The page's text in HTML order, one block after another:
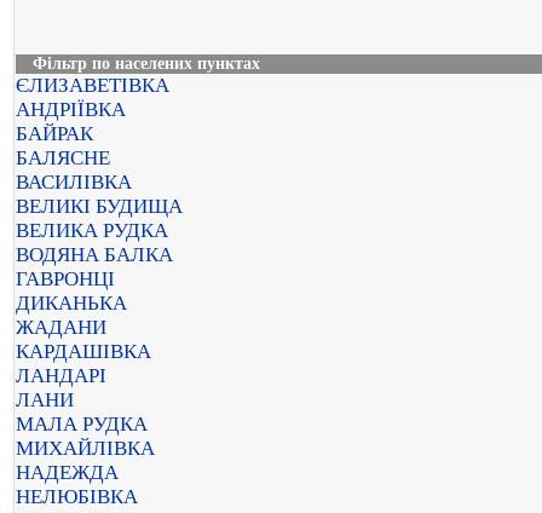
Фільтр по населених пунктах
ЄЛИЗАВЕТІВКА
АНДРІЇВКА
БАЙРАК
БАЛЯСНЕ
ВАСИЛІВКА
ВЕЛИКІ БУДИЩА
ВЕЛИКА РУДКА
ВОДЯНА БАЛКА
ГАВРОНЦІ
ДИКАНЬКА
ЖАДАНИ
КАРДАШІВКА
ЛАНДАРІ
ЛАНИ
МАЛА РУДКА
МИХАЙЛІВКА
НАДЕЖДА
НЕЛЮБІВКА